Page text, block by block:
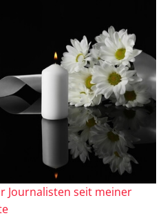
Journalisten seit meiner